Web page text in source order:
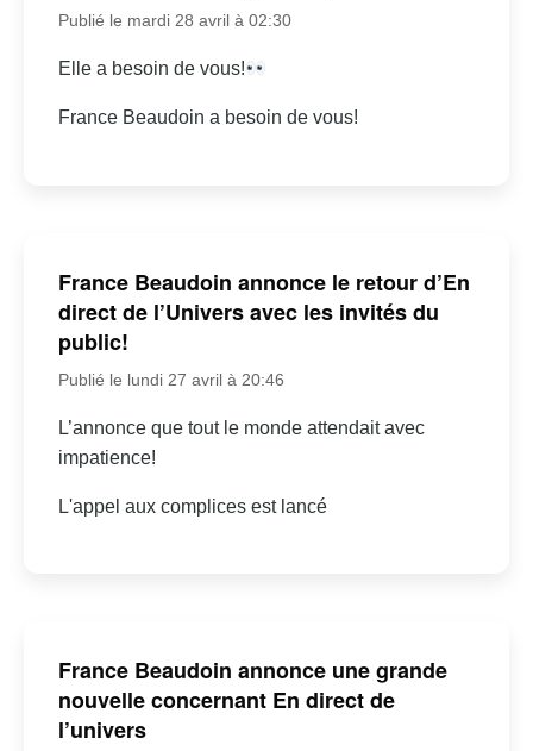
Publié le mardi 28 avril à 02:30
Elle a besoin de vous!
France Beaudoin a besoin de vous!
France Beaudoin annonce le retour d’En
direct de l’Univers avec les invités du
public!
Publié le lundi 27 avril à 20:46
L’annonce que tout le monde attendait avec
impatience!
L'appel aux complices est lancé
France Beaudoin annonce une grande
nouvelle concernant En direct de
l’univers